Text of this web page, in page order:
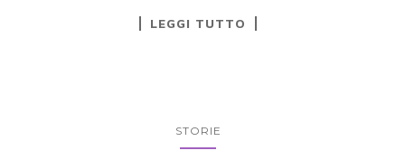
LEGGI TUTTO
STORIE